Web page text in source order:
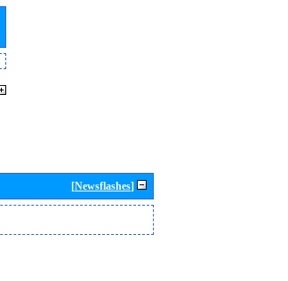
[Newsflashes]